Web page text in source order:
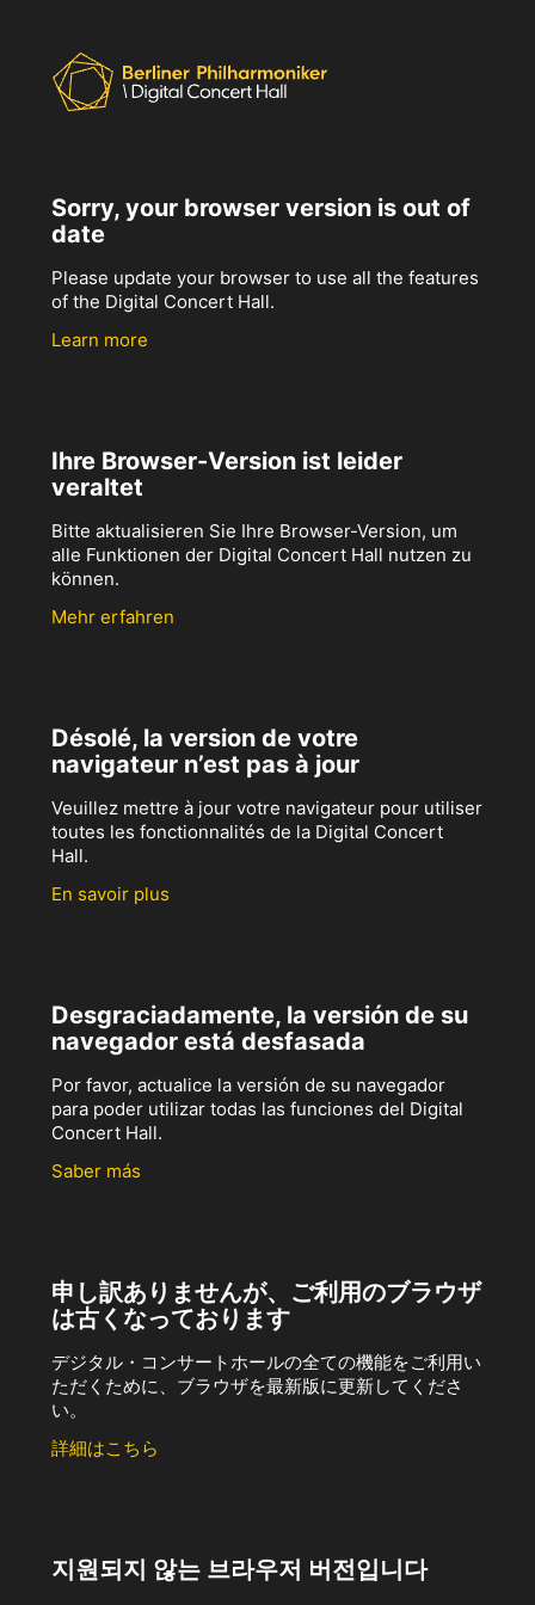
Sorry, your browser version is out of
date
Please update your browser to use all the features
of the Digital Concert Hall.
Learn more
Ihre Browser-Version ist leider
veraltet
Bitte aktualisieren Sie Ihre Browser-Version, um
alle Funktionen der Digital Concert Hall nutzen zu
können.
Mehr erfahren
Désolé, la version de votre
navigateur n’est pas à jour
Veuillez mettre à jour votre navigateur pour utiliser
toutes les fonctionnalités de la Digital Concert
Hall.
En savoir plus
Desgraciadamente, la versión de su
navegador está desfasada
Por favor, actualice la versión de su navegador
para poder utilizar todas las funciones del Digital
Concert Hall.
Saber más
申し訳ありませんが、ご利用のブラウザ
は古くなっております
デジタル・コンサートホールの全ての機能をご利用い
ただくために、ブラウザを最新版に更新してくださ
い。
詳細はこちら
지원되지 않는 브라우저 버전입니다